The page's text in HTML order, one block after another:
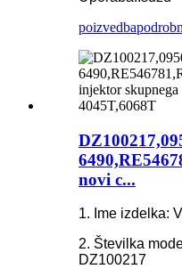
poizvedba
novi c...
1. Ime izdelka:
2. Številka
DZ100217